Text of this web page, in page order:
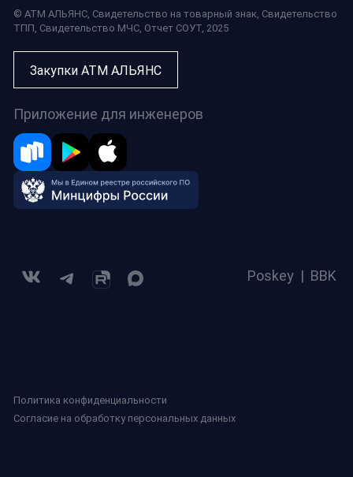
© АТМ АЛЬЯНС, Свидетельство на товарный знак, Свидетельство
ТПП, Свидетельство МЧС, Отчет СОУТ, 2025
Закупки АТМ АЛЬЯНС
Приложение для инженеров
Poskey | BBK
Политика конфиденциальности
Согласие на обработку персональных данных